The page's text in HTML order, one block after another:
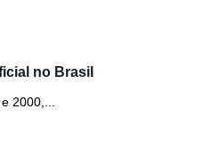
no Brasil
2000,...